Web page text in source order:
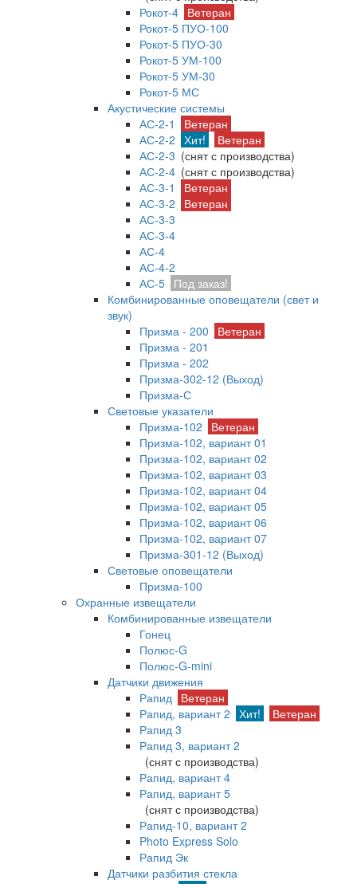
Рокот-4 Ветеран
Рокот-5 ПУО-100
Рокот-5 ПУО-30
Рокот-5 УМ-100
Рокот-5 УМ-30
Рокот-5 МС
Акустические системы
АС-2-1
Ветеран
АС-2-2 Хит!
Ветеран
АС-2-3 (снят с производства)
АС-2-4 (снят с производства)
АС-3-1
Ветеран
АС-3-2
Ветеран
АС-3-3
АС-3-4
АС-4
АС-4-2
АС-5 Под заказ!
Комбинированные оповещатели (свет и
звук)
Призма - 200
Ветеран
Призма - 201
Призма - 202
Призма-302-12 (Выход)
Призма-С
Световые указатели
Призма-102
Ветеран
Призма-102, вариант 01
Призма-102, вариант 02
Призма-102, вариант 03
Призма-102, вариант 04
Призма-102, вариант 05
Призма-102, вариант 06
Призма-102, вариант 07
Призма-301-12 (Выход)
Световые оповещатели
Призма-100
Охранные извещатели
Комбинированные извещатели
Гонец
Полюс-G
Полюс-G-mini
Датчики движения
Рапид Ветеран
Рапид, вариант 2 Хит!
Ветеран
Рапид 3
Рапид 3, вариант 2
(снят с производства)
Рапид, вариант 4
Рапид, вариант 5
(снят с производства)
Рапид-10, вариант 2
Photo Express Solo
Рапид Эк
Датчики разбития стекла